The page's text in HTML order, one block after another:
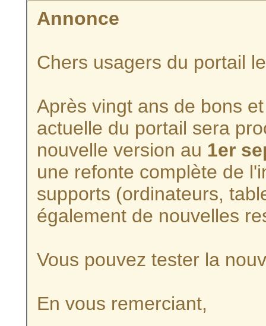
Annonce
Chers usagers du portail
Après vingt ans de bons
actuelle du portail sera
nouvelle version au 1er
une refonte complète de
supports (ordinateurs,
également de nouvelles
Vous pouvez tester la
En vous remerciant,